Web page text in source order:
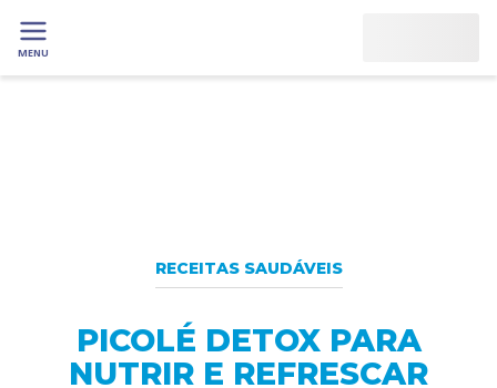
MENU
RECEITAS SAUDÁVEIS
PICOLÉ DETOX PARA
NUTRIR E REFRESCAR